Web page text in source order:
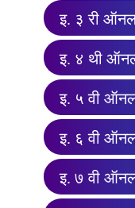
इ. ३ री
इ. ४ थी
इ. ५ वी
इ. ६ वी
इ. ७ वी